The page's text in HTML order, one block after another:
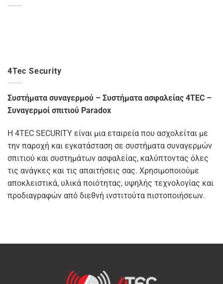
4Tec Security
Συστήματα συναγερμού – Συστήματα ασφαλείας 4TEC –
Συναγερμοί σπιτιού Paradox
Η 4TEC SECURITY είναι μια εταιρεία που ασχολείται με
την παροχή και εγκατάσταση σε συστήματα συναγερμών
σπιτιού και συστημάτων ασφαλείας, καλύπτοντας όλες
τις ανάγκες και τις απαιτήσεις σας. Χρησιμοποιούμε
αποκλειστικά, υλικά ποιότητας, υψηλής τεχνολογίας και
προδιαγραφών από διεθνή ινστιτούτα πιστοποιήσεων.